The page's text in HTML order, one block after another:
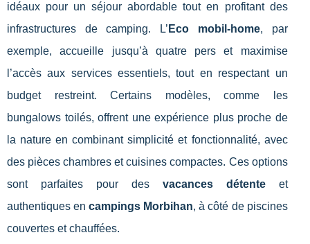
idéaux pour un séjour abordable tout en profitant des
infrastructures de camping. L’ Eco mobil-home, par
exemple, accueille jusqu’à quatre pers et maximise
l’accès aux services essentiels, tout en respectant un
budget restreint. Certains modèles, comme les
bungalows toilés, offrent une expérience plus proche de
la nature en combinant simplicité et fonctionnalité, avec
des pièces chambres et cuisines compactes. Ces options
sont parfaites pour des vacances détenteet
authentiques encampings Morbihan, à côté de piscines
couvertes et chauffées.